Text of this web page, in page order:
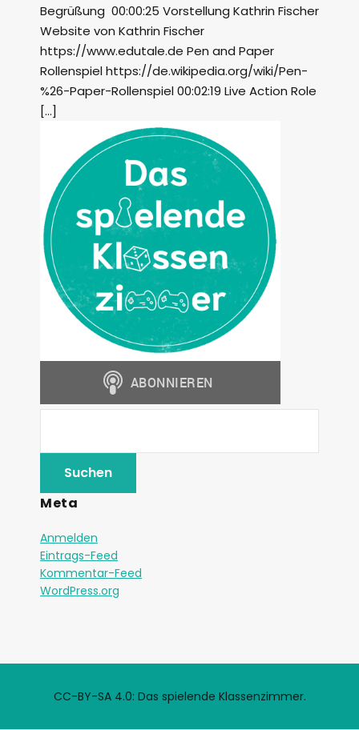
Begrüßung 00:00:25 Vorstellung Kathrin Fischer
Website von Kathrin Fischer
https://www.edutale.de Pen and Paper
Rollenspiel https://de.wikipedia.org/wiki/Pen-
%26-Paper-Rollenspiel 00:02:19 Live Action Role
[…]
Meta
Anmelden
Eintrags-Feed
Kommentar-Feed
WordPress.org
CC-BY-SA 4.0: Das spielende Klassenzimmer.